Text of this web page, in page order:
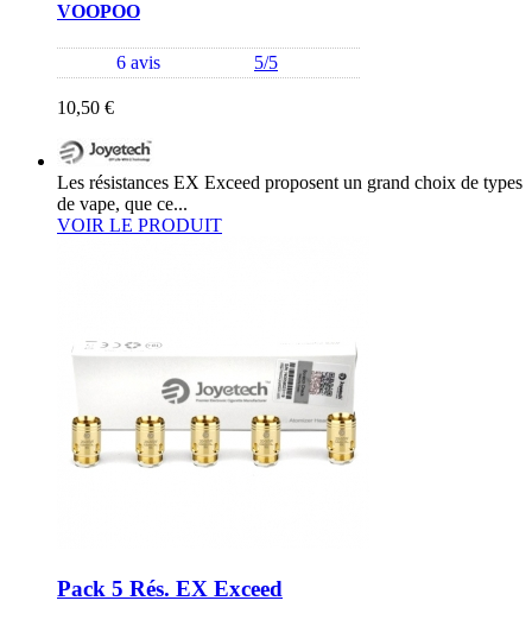
VOOPOO
6 avis 5/5
10,50 €
Les résistances EX Exceed proposent un grand choix de types
de vape, que ce...
VOIR LE PRODUIT
Pack 5 Rés. EX Exceed